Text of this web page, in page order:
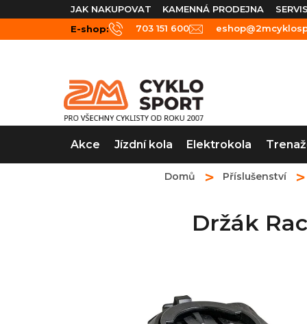
na
obsah
JAK NAKUPOVAT KAMENNÁ PRODEJNA SERVIS
E-shop:
703 151 600
Akce Jízdní kola Elektrokola
Domů Příslušenství
Držák